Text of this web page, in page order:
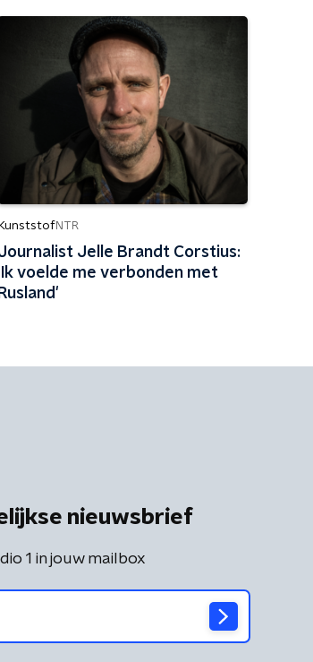
KunststofNTR
Jelle Brandt Corstius:
voelde me verbonden met
Rusland'
nieuwsbrief
1 in jouw mailbox